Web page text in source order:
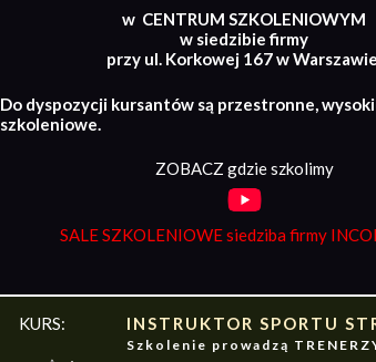
w CENTRUM SZKOLENIOWYM
w siedzibie firmy
przy ul. Korkowej 167 w
Do dyspozycji kursantów są przestronne,
szkoleniowe.
ZOBACZ gdzie szkolimy
SALE SZKOLENIOWE siedziba firmy
KURS: INSTRUKTOR SPORTU
Szkolenie prowadzą